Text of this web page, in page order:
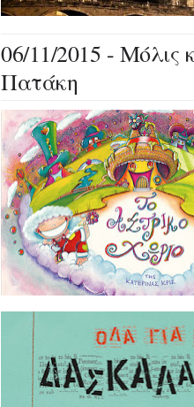
06/11/2015 - Μόλις
Πατάκη